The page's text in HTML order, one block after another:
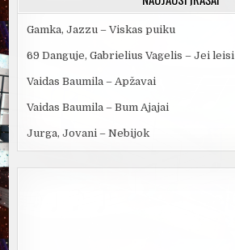
Gamka, Jazzu – Viskas puiku
69 Danguje, Gabrielius Vagelis – Jei leisi
Vaidas Baumila – Apžavai
Vaidas Baumila – Bum Ajajai
Jurga, Jovani – Nebijok